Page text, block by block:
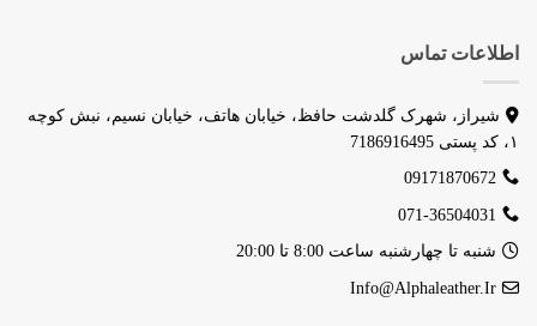
اطلاعات تماس
شیراز، شهرک گلدشت حافظ، خیابان هاتف، خیابان نسیم، نبش کوچه
۱، کد پستی 7186916495
09171870672
071-36504031
شنبه تا چهارشنبه ساعت 8:00 تا 20:00
Info@alphaleather.ir